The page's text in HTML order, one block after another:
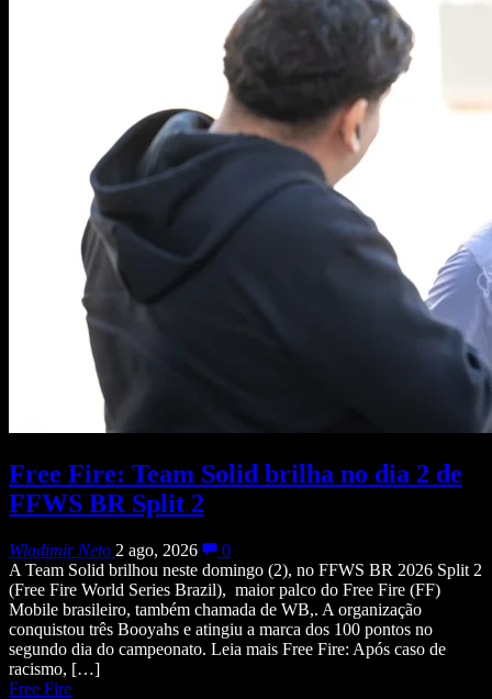
Free Fire: Team Solid brilha no dia 2 de
FFWS BR Split 2
Wladimir Neto 2 ago, 2026
0
A Team Solid brilhou neste domingo (2), no FFWS BR 2026 Split 2
(Free Fire World Series Brazil), maior palco do Free Fire (FF)
Mobile brasileiro, também chamada de WB,. A organização
conquistou três Booyahs e atingiu a marca dos 100 pontos no
segundo dia do campeonato. Leia mais Free Fire: Após caso de
racismo, […]
Free Fire